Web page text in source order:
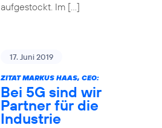
aufgestockt. Im […]
17. Juni 2019
ZITAT MARKUS HAAS, CEO:
Bei 5G sind wir
Partner für die
Industrie